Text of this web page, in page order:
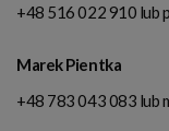
+48 516 022 910 lub
Marek Pientka
+48 783 043 083 lub